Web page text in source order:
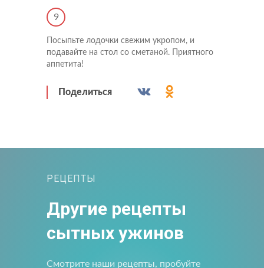
9
Посыпьте лодочки свежим укропом, и
подавайте на стол со сметаной. Приятного
аппетита!
Поделиться
РЕЦЕПТЫ
Другие рецепты
сытных ужинов
Смотрите наши рецепты, пробуйте
Отправить
Загрузите файлы в формате jpg, docx, doc, pdf.